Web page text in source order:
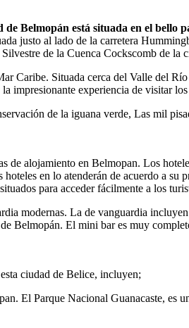
de Belmopán está situada en el bello
justo al lado de la carretera
de la Cuenca Cockscomb de la
Caribe. Situada cerca del Valle del
impresionante experiencia de visitar
de la iguana verde, Las mil
alojamiento en Belmopan. Los
en lo atenderán de acuerdo a
para acceder fácilmente a los
modernas. La de vanguardia
Belmopán. El mini bar es muy
ciudad de Belice, incluyen;
El Parque Nacional Guanacaste, es